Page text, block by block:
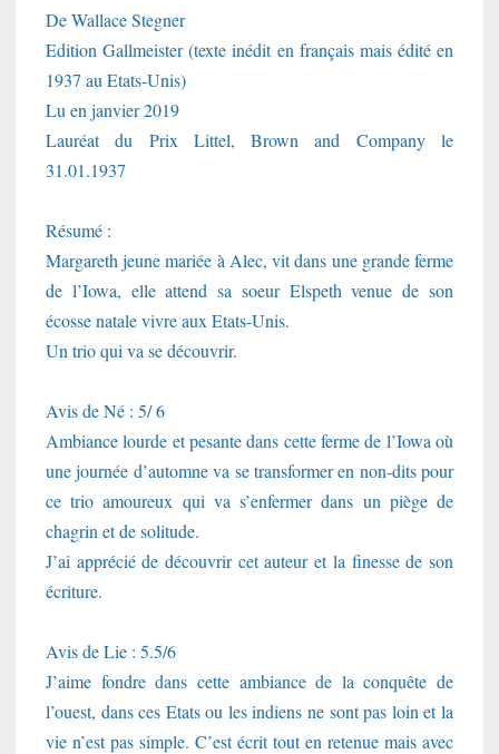
De Wallace Stegner
Edition Gallmeister (texte inédit en français mais édité en
1937 au Etats-Unis)
Lu en janvier 2019
Lauréat du Prix Littel, Brown and Company le
31.01.1937
Résumé :
Margareth jeune mariée à Alec, vit dans une grande ferme
de l’Iowa, elle attend sa soeur Elspeth venue de son
écosse natale vivre aux Etats-Unis.
Un trio qui va se découvrir.
Avis de Né : 5/ 6
Ambiance lourde et pesante dans cette ferme de l’Iowa où
une journée d’automne va se transformer en non-dits pour
ce trio amoureux qui va s’enfermer dans un piège de
chagrin et de solitude.
J’ai apprécié de découvrir cet auteur et la finesse de son
écriture.
Avis de Lie : 5.5/6
J’aime fondre dans cette ambiance de la conquête de
l’ouest, dans ces Etats ou les indiens ne sont pas loin et la
vie n’est pas simple. C’est écrit tout en retenue mais avec